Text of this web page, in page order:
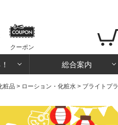
クーポン
総合案内
粧品 > ローション・化粧水 > ブライトプラ